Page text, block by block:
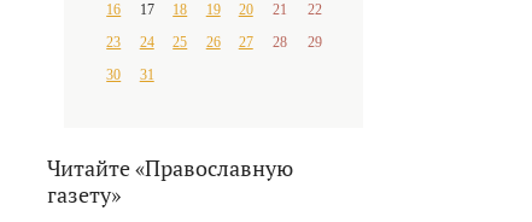
16
17 18 19 20 21
22
23
24 25 26 27 28
29
30
31
Читайте «Православную
газету»